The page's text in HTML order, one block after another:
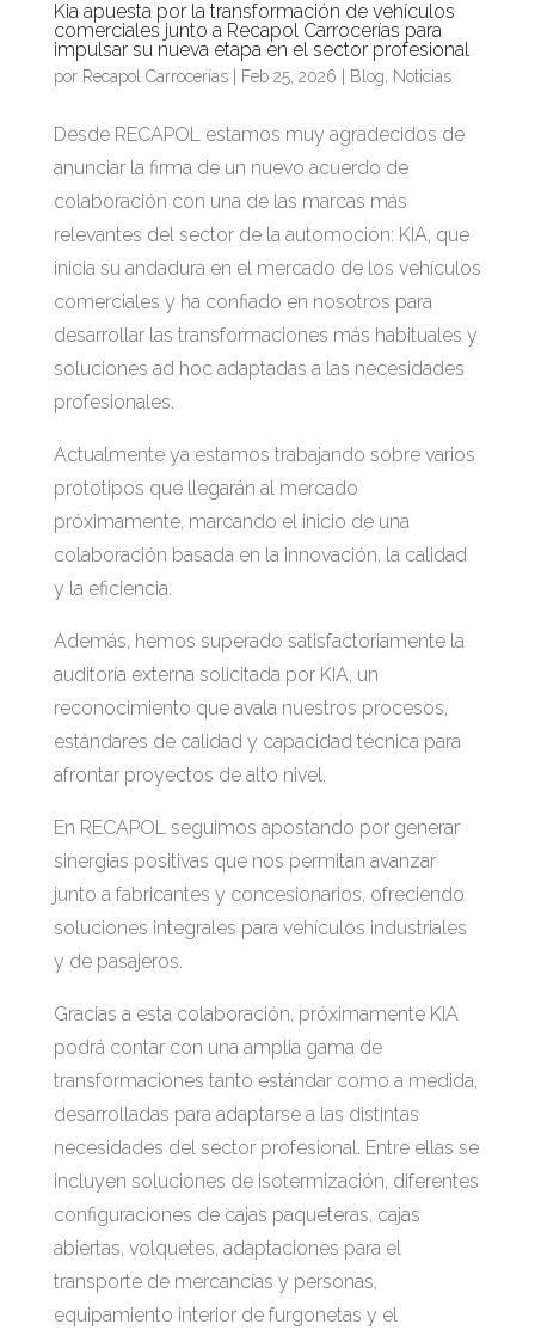
Kia apuesta por la transformación de vehículos
comerciales junto a Recapol Carrocerías para
impulsar su nueva etapa en el sector profesional
por Recapol Carrocerías| Feb 25, 2026 Blog, Noticias
Desde RECAPOL estamos muy agradecidos de
anunciar la firma de un nuevo acuerdo de
colaboración con una de las marcas más
relevantes del sector de la automoción: KIA, que
inicia su andadura en el mercado de los vehículos
comerciales y ha confiado en nosotros para
desarrollar las transformaciones más habituales y
soluciones ad hoc adaptadas a las necesidades
profesionales.
Actualmente ya estamos trabajando sobre varios
prototipos que llegarán al mercado
próximamente, marcando el inicio de una
colaboración basada en la innovación, la calidad
y la eficiencia.
Además, hemos superado satisfactoriamente la
auditoría externa solicitada por KIA, un
reconocimiento que avala nuestros procesos,
estándares de calidad y capacidad técnica para
afrontar proyectos de alto nivel.
En RECAPOL seguimos apostando por generar
sinergias positivas que nos permitan avanzar
junto a fabricantes y concesionarios, ofreciendo
soluciones integrales para vehículos industriales
y de pasajeros.
Gracias a esta colaboración, próximamente KIA
podrá contar con una amplia gama de
transformaciones tanto estándar como a medida,
desarrolladas para adaptarse a las distintas
necesidades del sector profesional. Entre ellas se
incluyen soluciones de isotermización, diferentes
configuraciones de cajas paqueteras, cajas
abiertas, volquetes, adaptaciones para el
transporte de mercancías y personas,
equipamiento interior de furgonetas y el